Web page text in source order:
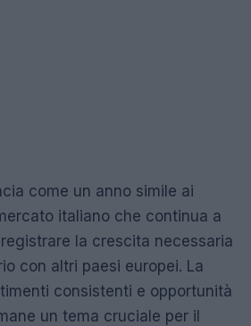
come un anno simile ai
italiano che continua a
la crescita necessaria
con altri paesi europei. La
consistenti e opportunità
un tema cruciale per il